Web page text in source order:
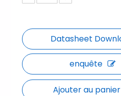
enquête
Ajouter au panier